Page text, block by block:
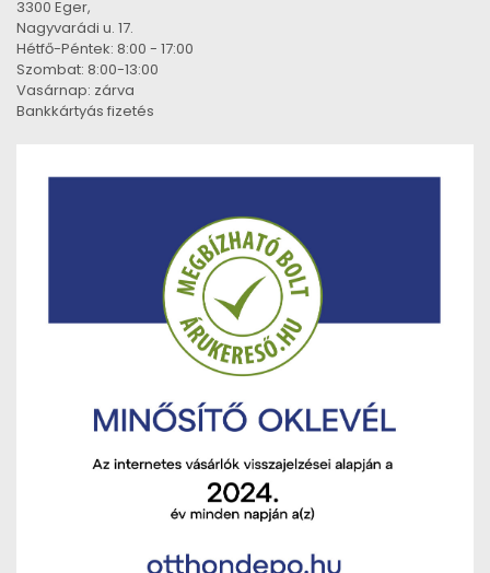
3300 Eger,
Nagyvarádi u. 17.
Hétfő-Péntek: 8:00 - 17:00
Szombat: 8:00-13:00
Vasárnap: zárva
Bankkártyás fizetés